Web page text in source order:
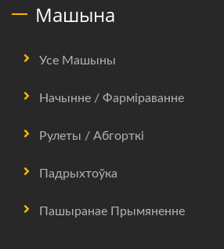
Машына
Усе Машыны
Начынне / Фарміраванне
Рулеты / Абгорткі
Падрыхтоўка
Пашыранае Прымяненне